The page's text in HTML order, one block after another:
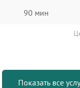
90 мин
Показать все